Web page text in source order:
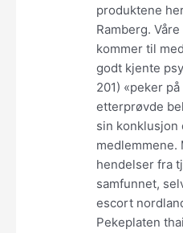
produktene
Ramberg.
kommer til
godt kjente
201) «peker
etterprøvde
sin konklusjon
hendelser fra
samfunnet,
escort
Pekeplaten